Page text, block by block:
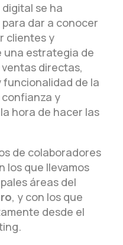
se ha
dar a conocer
clientes y
una estrategia de
directas,
funcionalidad de la
y
hora de hacer las
de colaboradores
los que llevamos
áreas del
, y con los que
desde el